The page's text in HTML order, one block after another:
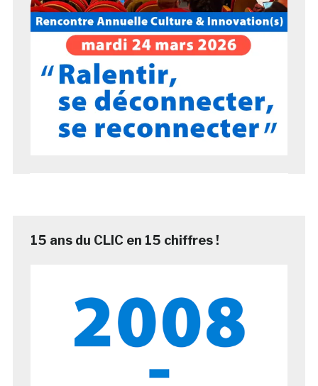
15 ans du CLIC en 15 chiffres !